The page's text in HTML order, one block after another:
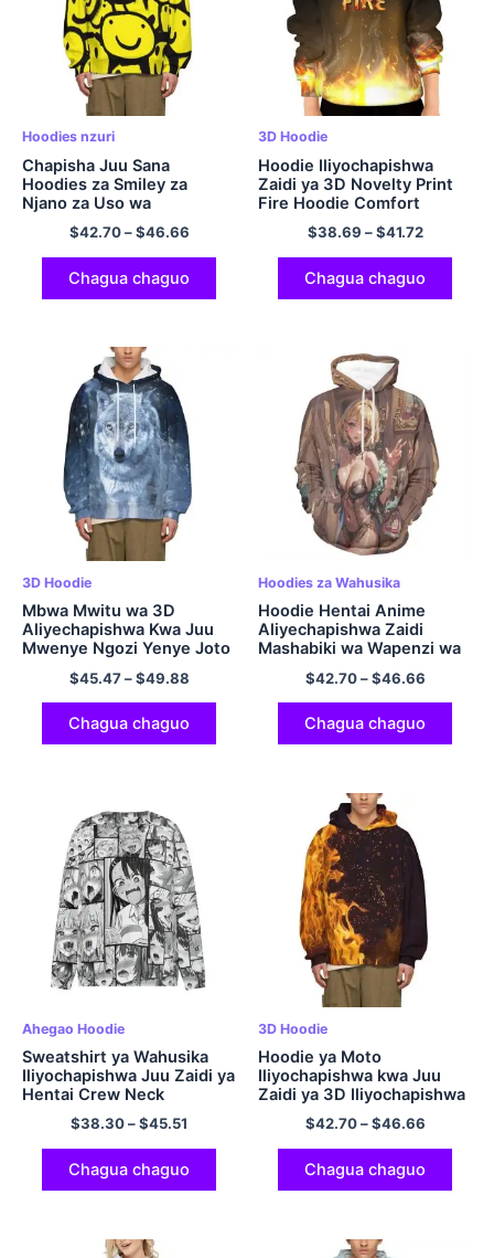
Hoodies nzuri
Chapisha Juu Sana
Hoodies za Smiley za
Njano za Uso wa
Sweatshirt
$42.70–$46.66
Chagua chaguo
3D Hoodie
Hoodie Iliyochapishwa
Zaidi ya 3D Novelty Print
Fire Hoodie Comfort
Polyester Pullover Hoodie
kwa Watoto
$38.69 –$41.72
Chagua chaguo
3D Hoodie
Mbwa Mwitu wa 3D
Aliyechapishwa Kwa Juu
Mwenye Ngozi Yenye Joto
ya Theluji yenye kofia ya
Sweatshirt
inayostarehesha Mikono
Mirefu ya Kawaida Hoodie
$45.47–$49.88
Chagua chaguo
Hoodies za Wahusika
Hoodie Hentai Anime
Aliyechapishwa Zaidi
Mashabiki wa Wapenzi wa
Wahusika wa Hoodie
Waliovaa Vati la Sweatshirt
la Polyester Pullover
Hoodie
$42.70–$46.66
Chagua chaguo
Ahegao Hoodie
Sweatshirt ya Wahusika
Iliyochapishwa Juu Zaidi ya
Hentai Crew Neck
Lightweight Hoodie
$38.30–$45.51
Chagua chaguo
3D Hoodie
Hoodie ya Moto
Iliyochapishwa kwa Juu
Zaidi ya 3D Iliyochapishwa
Sweatshirt ya Pullover ya
Polyester Hoodie
$42.70–$46.66
Chagua chaguo